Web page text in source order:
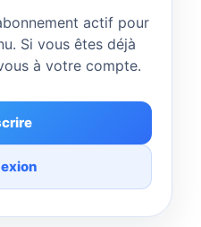
actif pour
Si vous êtes déjà
à votre compte.